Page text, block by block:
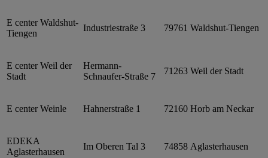
E center Waldshut-
Tiengen
Industriestraße 3 79761 Waldshut-Tiengen
E center Weil der
Stadt
Hermann-
Schnaufer-Straße 7
71263 Weil der Stadt
E center Weinle Hahnerstraße 1 72160 Horb am Neckar
EDEKA
Aglasterhausen
Im Oberen Tal 3 74858 Aglasterhausen